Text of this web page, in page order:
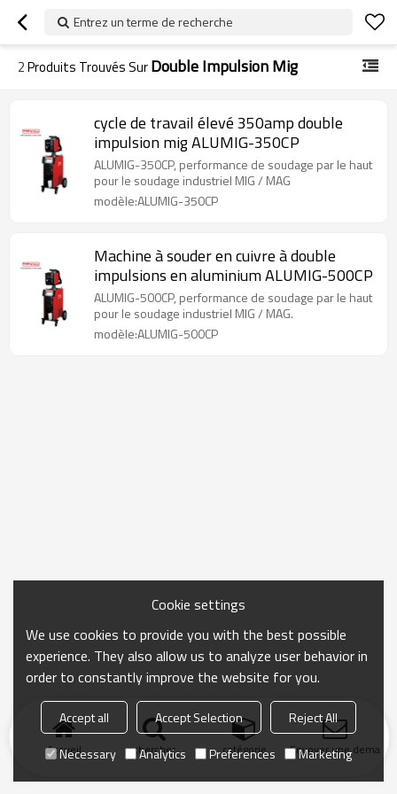
Entrez un terme de recherche
2Produits Trouvés SurDouble Impulsion Mig
cycle de travail élevé 350amp double
impulsion mig ALUMIG-350CP
ALUMIG-350CP, performance de soudage par le haut
pour le soudage industriel MIG / MAG
modèle:ALUMIG-350CP
Machine à souder en cuivre à double
impulsions en aluminium ALUMIG-500CP
ALUMIG-500CP, performance de soudage par le haut
pour le soudage industriel MIG / MAG.
modèle:ALUMIG-500CP
Accueil chercher catégorie Envoyer une
Cookie settings
We use cookies to provide you with the best possible
experience. They also allow us to analyze user behavior in
order to constantly improve the website for you.
Accept all Accept Selection
Reject All
Necessary
Analytics Preferences Marketing